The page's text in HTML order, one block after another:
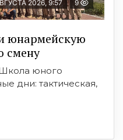
2026, 9:57 9
юнармейскую
смену
юного
дни: тактическая,